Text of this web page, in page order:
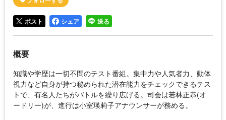
ポスト シェア 送る
概要
知識や学歴は一切不問のテスト番組。集中力や人気者力、動体
視力など自身が持つ秘められた潜在能力をチェックできるテス
トで、有名人たちがバトルを繰り広げる。司会は若林正恭(オ
ードリー)が、進行は小室瑛莉子アナウンサーが務める。